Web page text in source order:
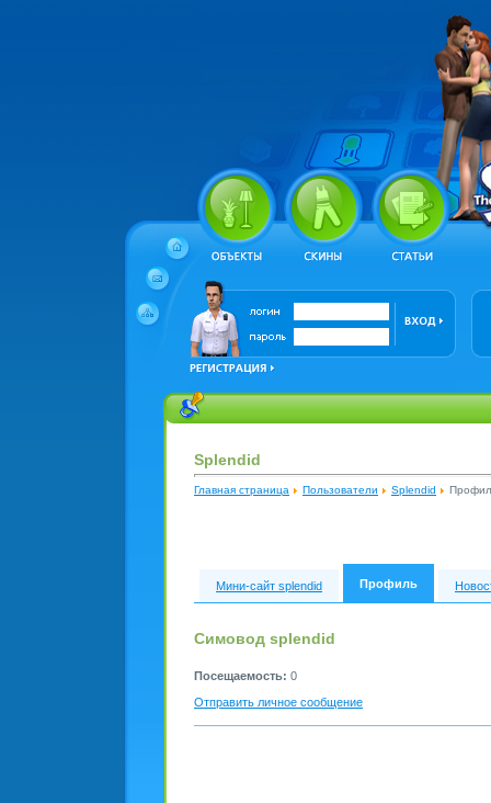
Splendid
Главная страница Пользователи Splendid
Мини-сайт splendid Профиль
Симовод splendid
Посещаемость: 0
Отправить личное сообщение